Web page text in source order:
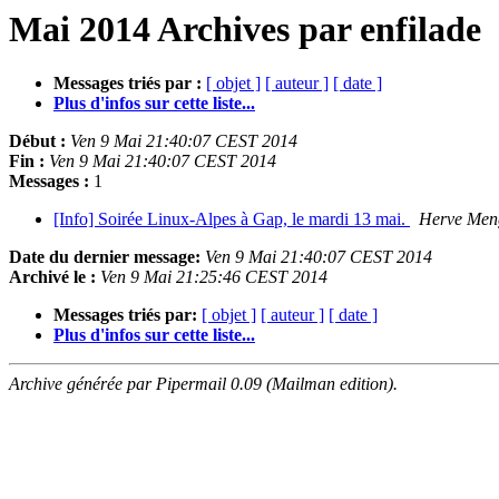
Mai 2014 Archives par enfilade
Messages triés par : [ objet ] [ auteur ] [ date ]
Plus d'infos sur cette liste...
Début : Ven 9 Mai 21:40:07 CEST 2014
Fin : Ven 9 Mai 21:40:07 CEST 2014
Messages : 1
[Info] Soirée Linux-Alpes à Gap, le mardi 13 mai.
Herve
Date du dernier message: Ven 9 Mai 21:40:07 CEST 2014
Archivé le : Ven 9 Mai 21:25:46 CEST 2014
Messages triés par: [ objet ] [ auteur ] [ date ]
Plus d'infos sur cette liste...
Archive générée par Pipermail 0.09 (Mailman edition).